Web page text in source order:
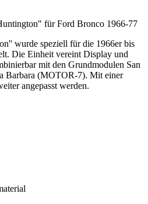
für Ford Bronco 1966-77
wurde speziell für die 1966er bis
Die Einheit vereint Display und
mit den Grundmodulen San
Barbara (MOTOR-7). Mit einer
angepasst werden.